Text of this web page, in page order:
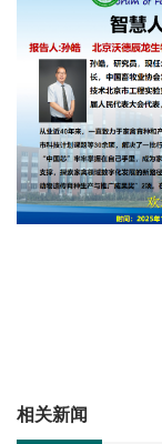
相关新闻